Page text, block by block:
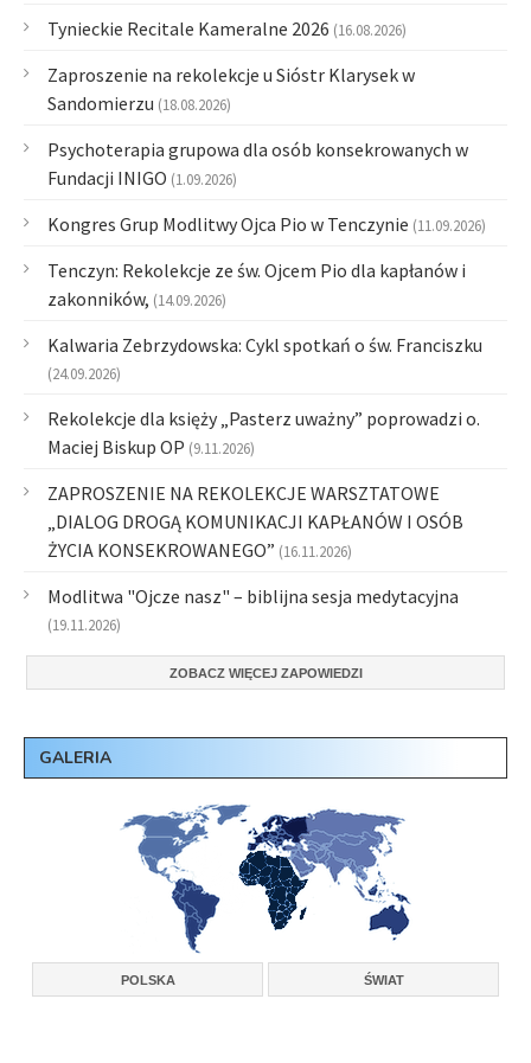
Tynieckie Recitale Kameralne 2026 (16.08.2026)
Zaproszenie na rekolekcje u Sióstr Klarysek w
Sandomierzu (18.08.2026)
Psychoterapia grupowa dla osób konsekrowanych w
Fundacji INIGO (1.09.2026)
Kongres Grup Modlitwy Ojca Pio w Tenczynie (11.09.2026)
Tenczyn: Rekolekcje ze św. Ojcem Pio dla kapłanów i
zakonników, (14.09.2026)
Kalwaria Zebrzydowska: Cykl spotkań o św. Franciszku
(24.09.2026)
Rekolekcje dla księży „Pasterz uważny” poprowadzi o.
Maciej Biskup OP (9.11.2026)
ZAPROSZENIE NA REKOLEKCJE WARSZTATOWE
„DIALOG DROGĄ KOMUNIKACJI KAPŁANÓW I OSÓB
ŻYCIA KONSEKROWANEGO” (16.11.2026)
Modlitwa "Ojcze nasz" – biblijna sesja medytacyjna
(19.11.2026)
ZOBACZ WIĘCEJ ZAPOWIEDZI
GALERIA
POLSKA ŚWIAT